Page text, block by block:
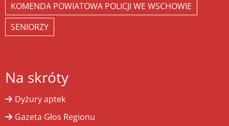
KOMENDA POWIATOWA POLICJI WE WSCHOWIE
SENIORZY
Na skróty
Dyżury aptek
Gazeta Głos Regionu